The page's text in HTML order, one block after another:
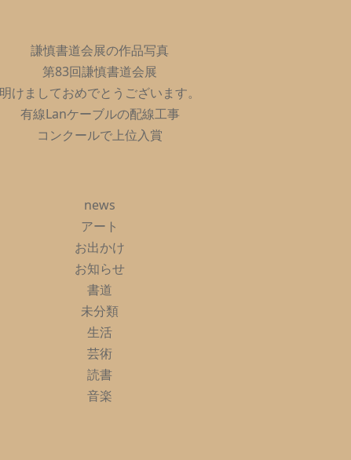
謙慎書道会展の作品写真
第83回謙慎書道会展
明けましておめでとうございます。
有線Lanケーブルの配線工事
コンクールで上位入賞
news
アート
お出かけ
お知らせ
書道
未分類
生活
芸術
読書
音楽